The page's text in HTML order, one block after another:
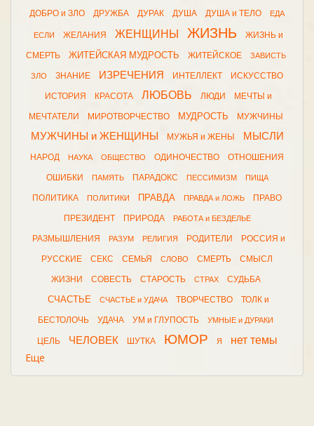
ДОБРО и ЗЛО ДРУЖБА ДУРАК ДУША ДУША и ТЕЛО ЕДА
ЕСЛИ ЖЕЛАНИЯ ЖЕНЩИНЫ ЖИЗНЬ ЖИЗНЬ и
СМЕРТЬ ЖИТЕЙСКАЯ МУДРОСТЬ ЖИТЕЙСКОЕ ЗАВИСТЬ
ЗЛО ЗНАНИЕ ИЗРЕЧЕНИЯ ИНТЕЛЛЕКТ ИСКУССТВО
ИСТОРИЯ КРАСОТА ЛЮБОВЬ ЛЮДИ МЕЧТЫ и
МЕЧТАТЕЛИ МИРОТВОРЧЕСТВО МУДРОСТЬ МУЖЧИНЫ
МУЖЧИНЫ и ЖЕНЩИНЫ МУЖЬЯ и ЖЕНЫ МЫСЛИ
НАРОД НАУКА ОБЩЕСТВО ОДИНОЧЕСТВО ОТНОШЕНИЯ
ОШИБКИ ПАМЯТЬ ПАРАДОКС ПЕССИМИЗМ ПИЩА
ПОЛИТИКА ПОЛИТИКИ ПРАВДА ПРАВДА и ЛОЖЬ ПРАВО
ПРЕЗИДЕНТ ПРИРОДА РАБОТА и БЕЗДЕЛЬЕ
РАЗМЫШЛЕНИЯ РАЗУМ РЕЛИГИЯ РОДИТЕЛИ РОССИЯ и
РУССКИЕ СЕКС СЕМЬЯ СЛОВО СМЕРТЬ СМЫСЛ
ЖИЗНИ СОВЕСТЬ СТАРОСТЬ СТРАХ СУДЬБА
СЧАСТЬЕ СЧАСТЬЕ и УДАЧА ТВОРЧЕСТВО ТОЛК и
БЕСТОЛОЧЬ УДАЧА УМ и ГЛУПОСТЬ УМНЫЕ и ДУРАКИ
ЦЕЛЬ ЧЕЛОВЕК ШУТКА ЮМОР Я нет темы
Еще